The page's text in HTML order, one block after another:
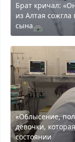
Брат кричал:
из Алтая сожгла
сына
«Облысение,
девочки,
состоянии